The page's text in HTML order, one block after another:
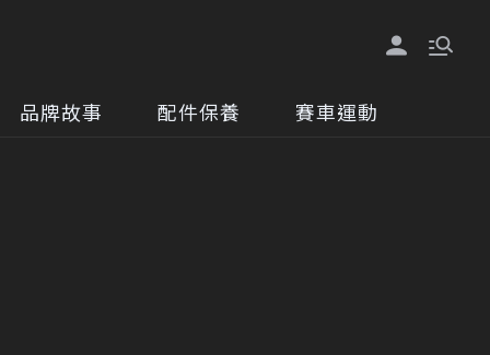
品牌故事 配件保養 賽車運動